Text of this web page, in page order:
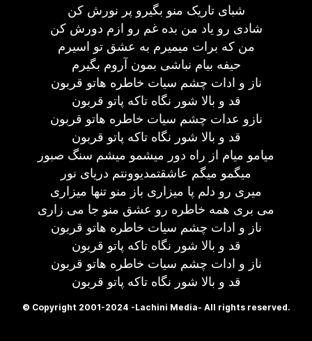
شبای تاریک منو بگیرو پر نورش کن
شادی رو یاد من بده غم رو ازم دورش کن
من که برات میمیرم به عشق تو اسیرم
حیفه بیام نباشی بمون آروم بگیرم
ناز و ادات چشم سیات خاطره هاتو قربون
قد و بالا شور نگاه تاکه پاتو قربون
نازو عدات چشم سیات خاطره هاتو قربون
قد و بالا شور نگاه تاکه پاتو قربون
میامو میام از راه دور میشمو میشم سنگ صبور
میگمو میگم عاشقتمدیوونتم دریای نور
میری رو دلم پا میزاری باز منو تنها میزاری
می بری همه خاطره رو عشق منو جا می زاری
ناز و ادات چشم سیات خاطره هاتو قربون
قد و بالا شور نگاه تاکه پاتو قربون
ناز و ادات چشم سیات خاطره هاتو قربون
قد و بالا شور نگاه تاکه پاتو قربون
© Copyright 2001-2024 -Lachini Media- All rights reserved.